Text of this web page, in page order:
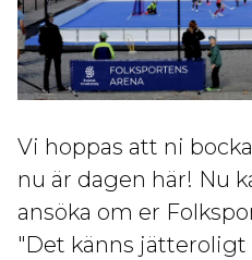
Vi hoppas att ni
nu är dagen här! Nu
ansöka om er
"Det känns